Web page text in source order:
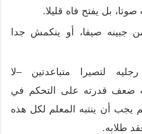
بل يفتح فاه قليلا.
جبينه صيفا، أو ينكمش جدا
لتصيرا متباعدتين –لا
ضعف قدرته على التحكم في
يجب أن ينتبه المعلم لكل هذه
طلابه.